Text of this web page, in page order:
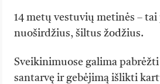
14 metų vestuvių metinės –
nuoširdžius, šiltus žodžius.
Sveikinimuose galima
santarvę ir gebėjimą išlikti